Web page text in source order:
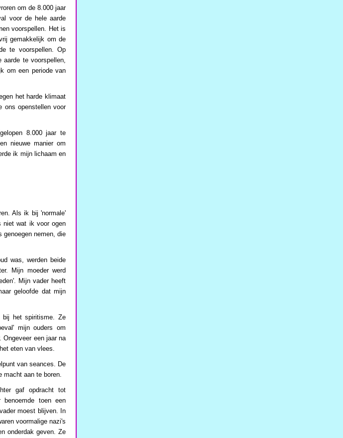
om de 8.000 jaar
voor de hele aarde
voorspellen. Het is
gemakkelijk om de
te voorspellen. Op
te voorspellen,
om een periode van
het harde klimaat
ons openstellen voor
8.000 jaar te
nieuwe manier om
ik mijn lichaam en
Als ik bij 'normale'
niet wat ik voor ogen
genoegen nemen, die
was, werden beide
Mijn moeder werd
Mijn vader heeft
geloofde dat mijn
bij het spiritisme. Ze
mijn ouders om
Ongeveer een jaar na
eten van vlees.
van seances. De
macht aan te boren.
gaf opdracht tot
benoemde toen een
moest blijven. In
voormalige nazi's
onderdak geven. Ze